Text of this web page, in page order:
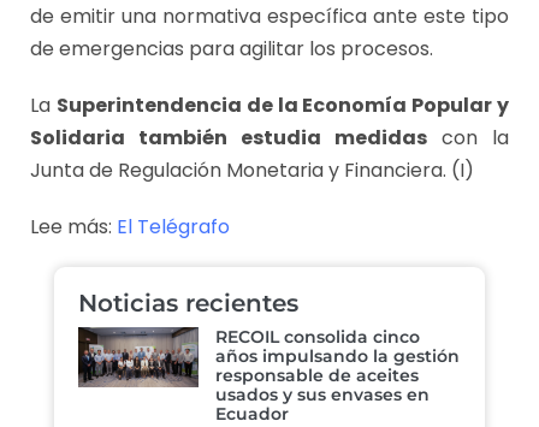
de emitir una normativa específica ante este tipo
de emergencias para agilitar los procesos.
La Superintendencia de la Economía Popular y
Solidaria también estudia medidas con la
Junta de Regulación Monetaria y Financiera. (I)
Lee más: El Telégrafo
Noticias recientes
RECOIL consolida cinco
años impulsando la gestión
responsable de aceites
usados y sus envases en
Ecuador